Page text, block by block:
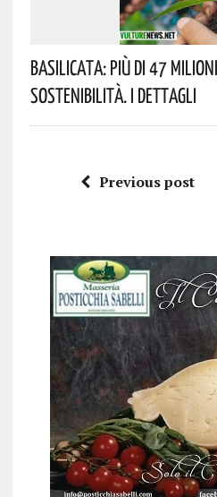
Basilicata: Più Di 47
Sostenibilità. I Dettagli
Previous post